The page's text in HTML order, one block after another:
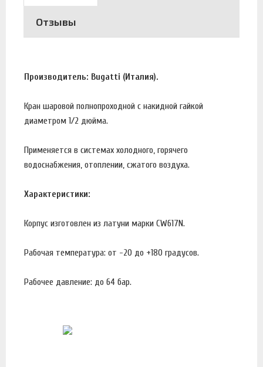
Отзывы
Производитель: Bugatti (Италия).
Кран шаровой полнопроходной с накидной гайкой
диаметром 1/2 дюйма.
Применяется в системах холодного, горячего
водоснабжения, отоплении, сжатого воздуха.
Характеристики:
Корпус изготовлен из латуни марки CW617N.
Рабочая температура: от -20 до +180 градусов.
Рабочее давление: до 64 бар.